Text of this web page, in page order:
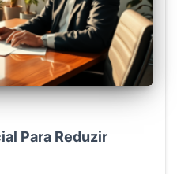
Para Reduzir